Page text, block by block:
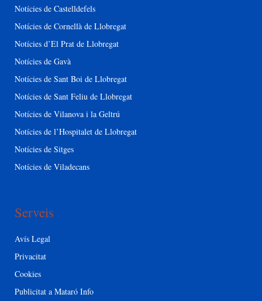
Notícies de Castelldefels
Notícies de Cornellà de Llobregat
Notícies d’El Prat de Llobregat
Notícies de Gavà
Notícies de Sant Boi de Llobregat
Notícies de Sant Feliu de Llobregat
Notícies de Vilanova i la Geltrú
Notícies de l’Hospitalet de Llobregat
Notícies de Sitges
Notícies de Viladecans
Serveis
Avís Legal
Privacitat
Cookies
Publicitat a Mataró Info